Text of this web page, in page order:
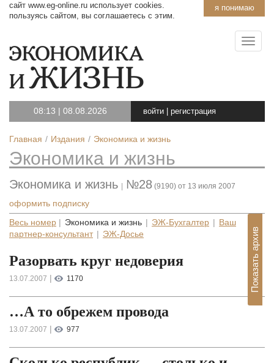
я понимаю
сайт www.eg-online.ru использует cookies.
пользуясь сайтом, вы соглашаетесь с этим.
08:13 | 08.08.2026 войти регистрация
Главная Издания Экономика и жизнь
Экономика и жизнь
Экономика и жизнь №28 (9190) от 13 июля 2007
оформить подписку
Весь номер Экономика и жизнь ЭЖ-Бухгалтер
Ваш
партнер-консультант
ЭЖ-Досье Показать архив
Разорвать круг недоверия
13.07.2007 | 1170
…А то обрежем провода
13.07.2007 | 977